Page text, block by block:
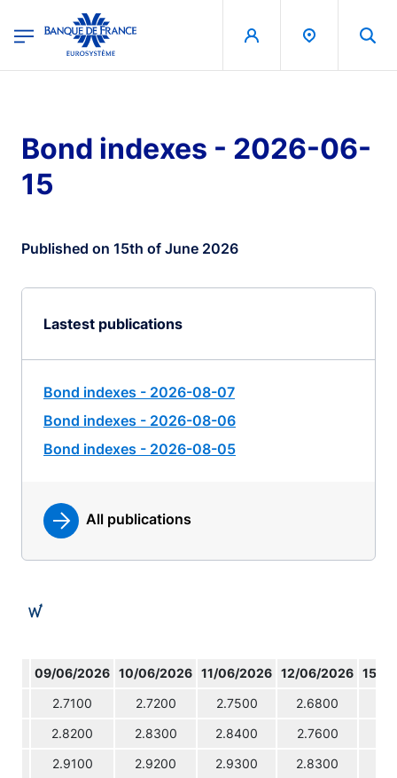
Banque de France - Menu Principal
Bond indexes - 2026-06-
15
Published on 15th of June 2026
Lastest publications
Bond indexes - 2026-08-07
Bond indexes - 2026-08-06
Bond indexes - 2026-08-05
All publications
09/06/2026 10/06/2026 11/06/2026 12/06/2026 15/
2.7100 2.7200 2.7500 2.6800
2.8200 2.8300 2.8400 2.7600
2.9100 2.9200 2.9300 2.8300